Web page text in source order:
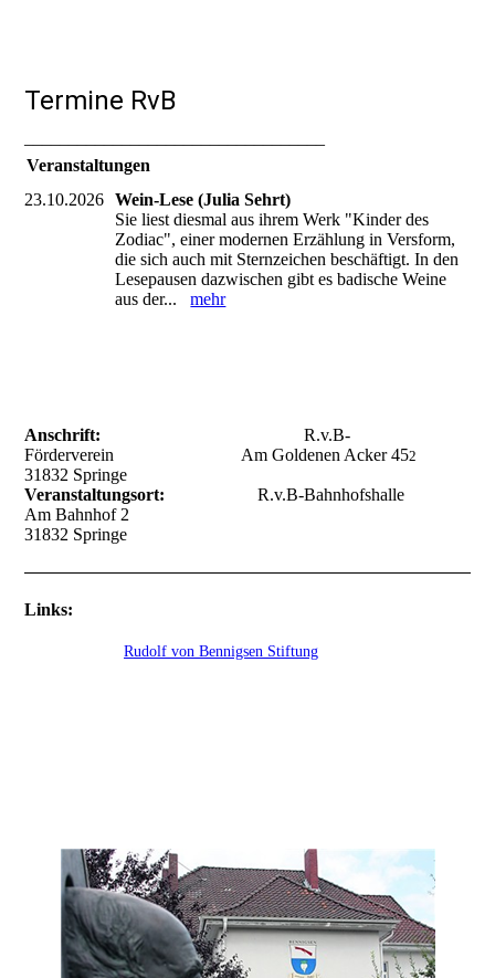
Termine RvB
Veranstaltungen
23.10.2026
Wein-Lese (Julia Sehrt)
Sie liest diesmal aus ihrem Werk "Kinder des
Zodiac", einer modernen Erzählung in Versform,
die sich auch mit Sternzeichen beschäftigt. In den
Lesepausen dazwischen gibt es badische Weine
aus der...mehr
Anschrift:R.v.B-
Förderverein Am Goldenen Acker 452
31832 Springe
Veranstaltungsort:R.v.B-Bahnhofshalle
Am Bahnhof 2
31832 Springe
Links:
Rudolf von Bennigsen Stiftung